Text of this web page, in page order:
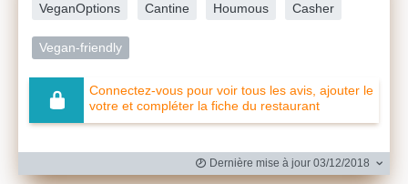
VeganOptions Cantine Houmous Casher
Vegan-friendly
Connectez-vous pour voir tous les avis, ajouter le
votre et compléter la fiche du restaurant
Dernière mise à jour 03/12/2018